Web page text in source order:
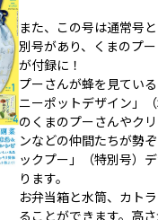
また、この号は通常号
別号があり、くまのプ
が付録に！
プーさんが蜂を見てい
ニーポットデザイン」
のくまのプーさんやク
ンなどの仲間たちが勢
ックプー」（特別号）
ります。
お弁当箱と水筒、カト
ることができます。高